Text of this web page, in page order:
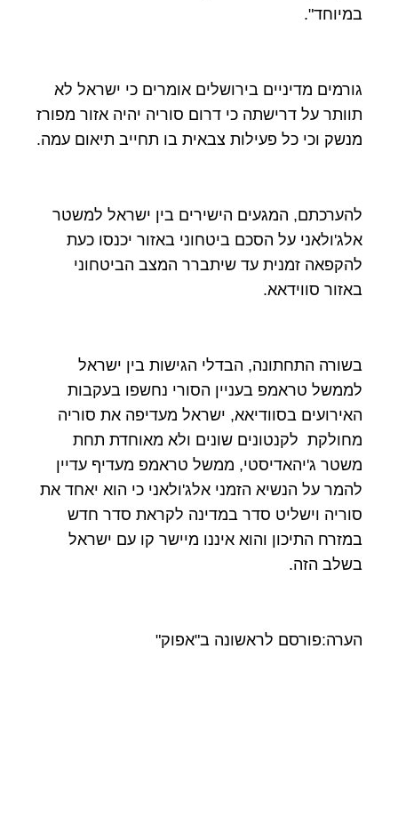
במיוחד".
גורמים מדיניים בירושלים אומרים כי ישראל לא
תוותר על דרישתה כי דרום סוריה יהיה אזור מפורז
מנשק וכי כל פעילות צבאית בו תחייב תיאום עמה.
להערכתם, המגעים הישירים בין ישראל למשטר
אלג'ולאני על הסכם ביטחוני באזור יכנסו כעת
להקפאה זמנית עד שיתברר המצב הביטחוני
באזור סווידאא.
בשורה התחתונה, הבדלי הגישות בין ישראל
לממשל טראמפ בעניין הסורי נחשפו בעקבות
האירועים בסוודיאא, ישראל מעדיפה את סוריה
מחולקת לקנטונים שונים ולא מאוחדת תחת
משטר ג'יהאדיסטי, ממשל טראמפ מעדיף עדיין
להמר על הנשיא הזמני אלג'ולאני כי הוא יאחד את
סוריה וישליט סדר במדינה לקראת סדר חדש
במזרח התיכון והוא איננו מיישר קו עם ישראל
בשלב הזה.
הערה:פורסם לראשונה ב"אפוק"